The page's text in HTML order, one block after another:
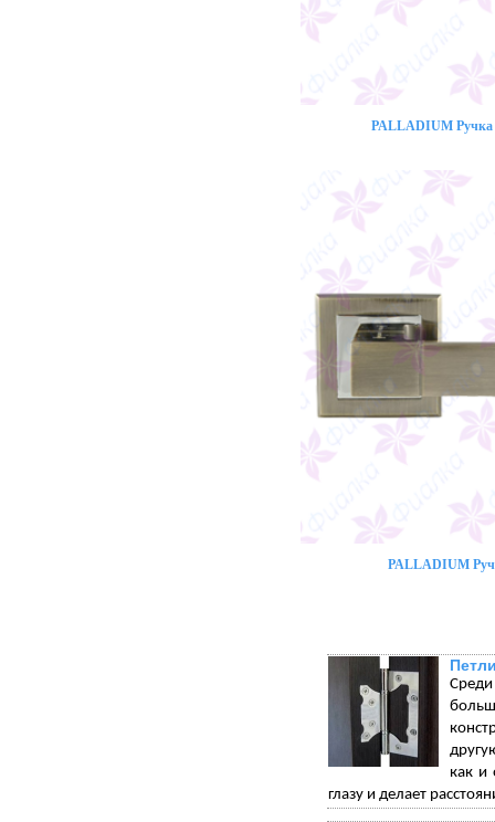
PALLADIUM Ручка
PALLADIUM
как и
глазу и делает